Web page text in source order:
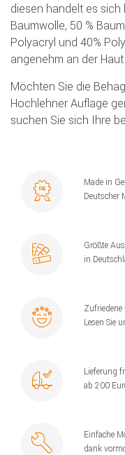
diesen handelt es sich
Baumwolle, 50 %
Polyacryl und 40%
angenehm an der
Möchten Sie die
Hochlehner Auflage
suchen Sie sich Ihre
Made in
Deutscher
Größte
in
Zufriedene
Lesen Sie
Lieferung
ab 200
Einfache
dank